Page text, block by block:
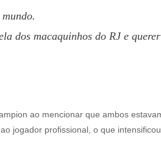
dos macaquinhos do RJ e
ao mencionar que ambos
jogador profissional, o que